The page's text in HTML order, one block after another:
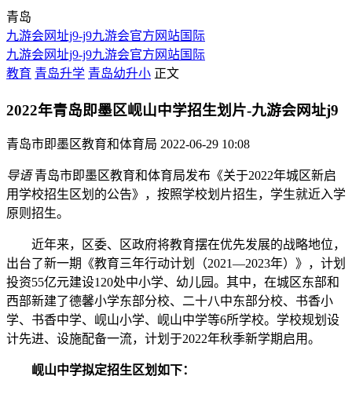
青岛
九游会网址j9-j9九游会官方网站国际
九游会网址j9-j9九游会官方网站国际
教育 青岛升学 青岛幼升小 正文
2022年青岛即墨区岘山中学招生划片-九游会网址j9
青岛市即墨区教育和体育局 2022-06-29 10:08
导语青岛市即墨区教育和体育局发布《关于2022年城区新启
用学校招生区划的公告》，按照学校划片招生，学生就近入学
原则招生。
近年来，区委、区政府将教育摆在优先发展的战略地位，
出台了新一期《教育三年行动计划（2021—2023年）》，计划
投资55亿元建设120处中小学、幼儿园。其中，在城区东部和
西部新建了德馨小学东部分校、二十八中东部分校、书香小
学、书香中学、岘山小学、岘山中学等6所学校。学校规划设
计先进、设施配备一流，计划于2022年秋季新学期启用。
岘山中学拟定招生区划如下：